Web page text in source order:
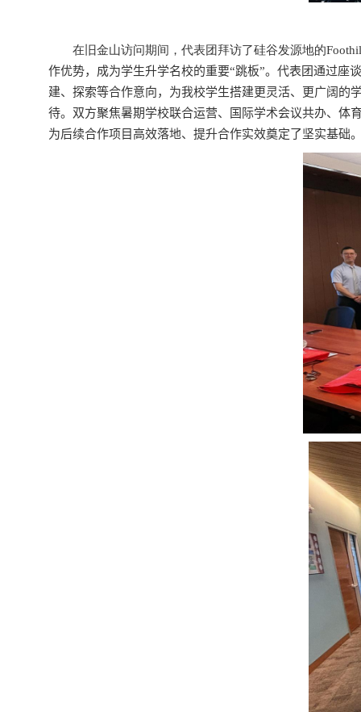
在旧金山访问期间，代表团拜访了硅谷发源地的
作优势，成为学生升学名校的重要“跳板”。代表团通过座
建、探索等合作意向，为我校学生搭建更灵活、更广阔的
待。双方聚焦暑期学校联合运营、国际学术会议共办、体
为后续合作项目高效落地、提升合作实效奠定了坚实基础